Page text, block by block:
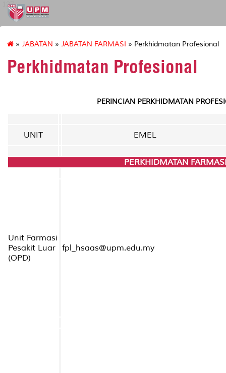
127
» JABATAN » JABATAN FARMASI » Perkhidmatan Profesional
Perkhidmatan Profesional
PERINCIAN PERKHIDMATAN
UNIT EMEL
PERKHIDMATAN
Unit Farmasi
Pesakit Luar
(OPD)
fpl_hsaas@upm.edu.my